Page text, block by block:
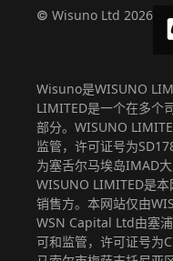
© Wisuno Ltd 2026
Wisuno是WISUNO
LIMITED是一个在多个
部分。WISUNO
监管，许可证号为
为塞舌尔马埃岛IMAD
WISUNO LIMITED是
销售方。本网站仅由
WSN Capital Ltd由塞
可和监管，许可证号为